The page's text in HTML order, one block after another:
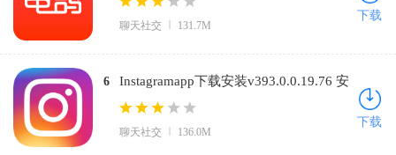
聊天社交 131.7M
下载
6
Instagramapp下载安装v393.0.0.19.76 安
卓版
聊天社交 136.0M
下载